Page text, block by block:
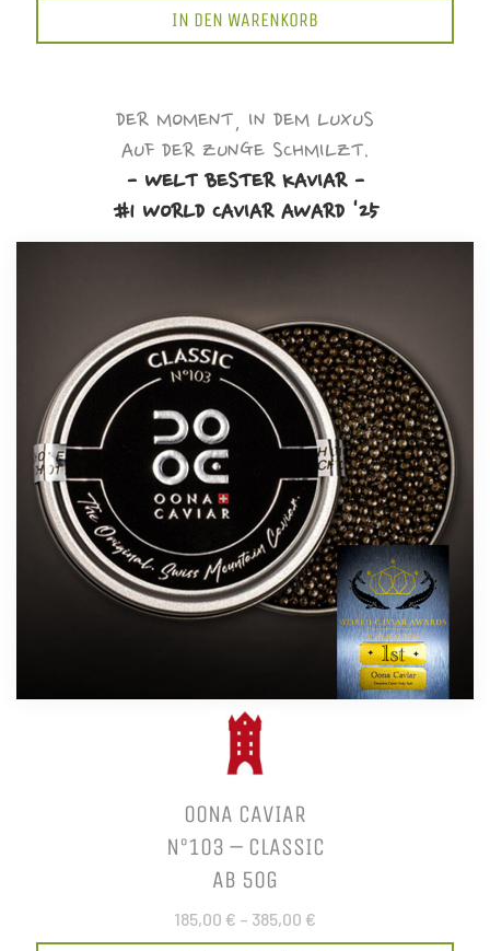
IN DEN WARENKORB
DER MOMENT, IN DEM LUXUS
AUF DER ZUNGE SCHMILZT.
- WELT BESTER KAVIAR -
#1 WORLD CAVIAR AWARD '25
OONA CAVIAR
N°103 – CLASSIC
AB 50G
185,00 € – 385,00 €